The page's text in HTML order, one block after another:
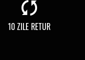
10 ZILE RETUR